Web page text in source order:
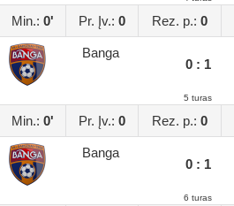
Min.: 0' Pr. Įv.: 0 Rez. p.: 0
Banga
0 : 1
5 turas
Min.: 0' Pr. Įv.: 0 Rez. p.: 0
Banga
0 : 1
6 turas